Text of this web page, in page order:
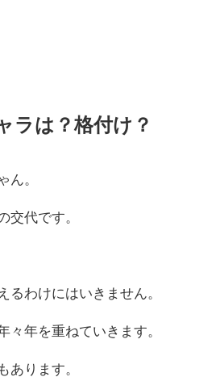
ラは？格付け？
ん。
交代です。
るわけにはいきません。
々年を重ねていきます。
あります。